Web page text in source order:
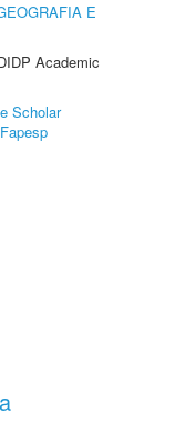
E
Academic
Scholar
Fapesp